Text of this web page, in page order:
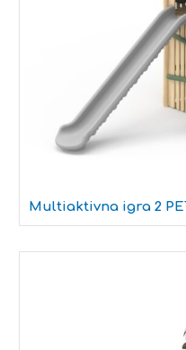
Multiaktivna igra 2